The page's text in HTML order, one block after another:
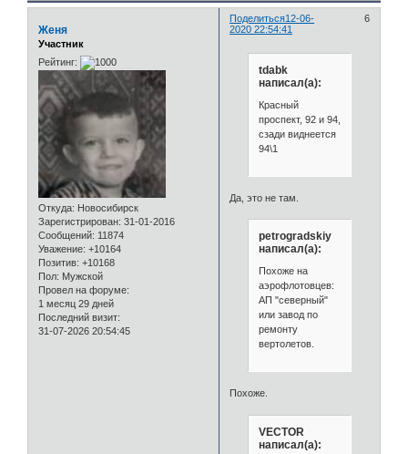
Поделиться 6
12-06-
2020 22:54:41
Женя
Участник
Рейтинг:
Откуда: Новосибирск
Зарегистрирован: 31-01-2016
Сообщений: 11874
Уважение: +10164
Позитив: +10168
Пол: Мужской
Провел на форуме:
1 месяц 29 дней
Последний визит:
31-07-2026 20:54:45
tdabk
написал(а):
Красный
проспект, 92 и 94,
сзади виднеется
94\1
Да, это не там.
petrogradskiy
написал(а):
Похоже на
аэрофлотовцев:
АП "северный"
или завод по
ремонту
вертолетов.
Похоже.
VECTOR
написал(а):